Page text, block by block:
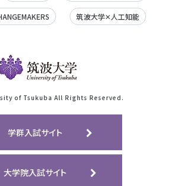
筑波大学✕人工知能
of Tsukuba All Rights Reserved.
学群入試サイト
大学院入試サイト